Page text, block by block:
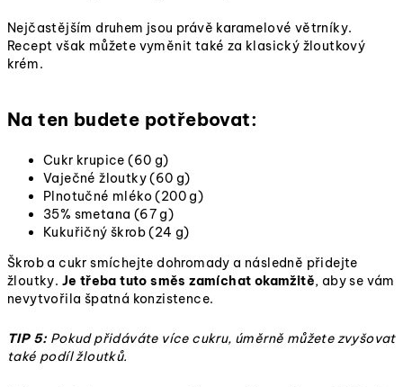
Nejčastějším druhem jsou právě karamelové větrníky.
Recept však můžete vyměnit také za klasický žloutkový
krém.
Na ten budete potřebovat:
Cukr krupice (60 g)
Vaječné žloutky (60 g)
Plnotučné mléko (200 g)
35% smetana (67 g)
Kukuřičný škrob (24 g)
Škrob a cukr smíchejte dohromady a následně přidejte
žloutky. Je třeba tuto směs zamíchat okamžitě, aby se vám
nevytvořila špatná konzistence.
TIP 5:Pokud přidáváte více cukru, úměrně můžete zvyšovat
také podíl žloutků.